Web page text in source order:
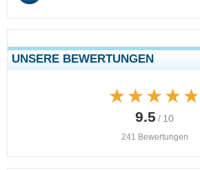
UNSERE BEWERTUNGEN
★★★★★
★★★★★
9.5 / 10
241 Bewertungen